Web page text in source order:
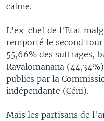
calme.
L'ex-chef de l'Etat
remporté le second
55,66% des suffrages,
Ravalomanana
publics par la
indépendante (Céni).
Mais les partisans de